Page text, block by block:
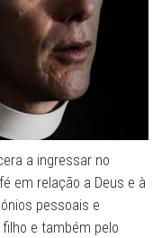
a ingressar no
em relação a Deus e à
pessoais e
e também pelo